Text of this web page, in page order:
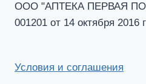
ООО "АПТЕКА ПЕРВАЯ
001201 от 14 октября 2016 г
Условия и соглашения